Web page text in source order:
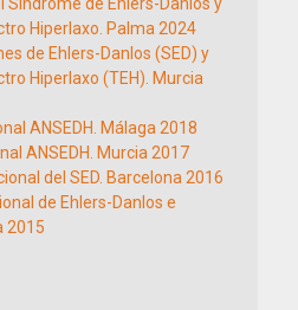
Hiperlaxo. Palma 2024
de Ehlers-Danlos (SED) y
Hiperlaxo (TEH). Murcia
ANSEDH. Málaga 2018
ANSEDH. Murcia 2017
del SED. Barcelona 2016
de Ehlers-Danlos e
2015